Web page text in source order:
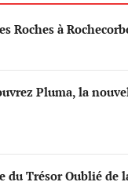
Roches à
Pluma, la
du Trésor Oublié de